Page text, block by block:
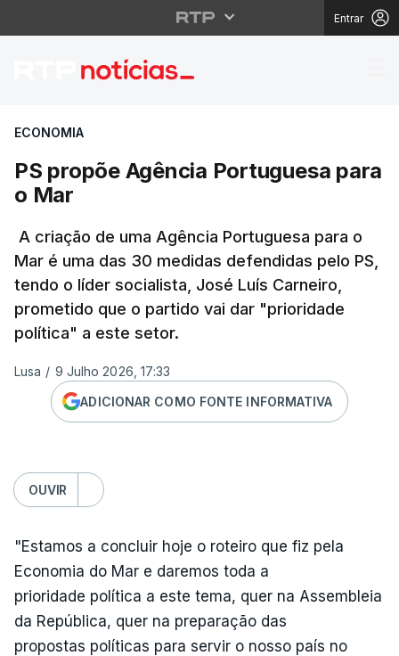
Entrar
PS propõe Agência
ECONOMIA
PS propõe Agência Portuguesa para
o Mar
A criação de uma Agência Portuguesa para o
Mar é uma das 30 medidas defendidas pelo PS,
tendo o líder socialista, José Luís Carneiro,
prometido que o partido vai dar "prioridade
política" a este setor.
Lusa / 9 Julho 2026, 17:33
ADICIONAR COMO FONTE INFORMATIVA
OUVIR
"Estamos a concluir hoje o roteiro que fiz pela
Economia do Mar e daremos toda a
prioridade política a este tema, quer na Assembleia
da República, quer na preparação das
propostas políticas para servir o nosso país no